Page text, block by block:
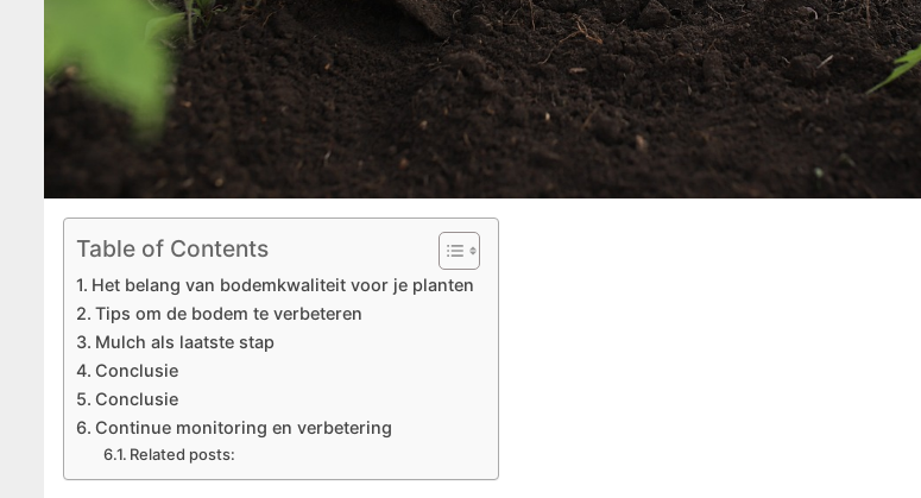
Table of Contents
Het belang van bodemkwaliteit voor je planten
Tips om de bodem te verbeteren
Mulch als laatste stap
Conclusie
Conclusie
Continue monitoring en verbetering
Related posts: